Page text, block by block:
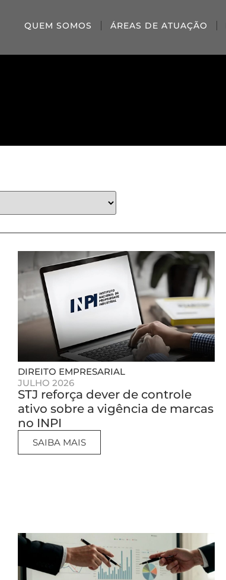
QUEM SOMOS ÁREAS DE ATUAÇÃO
DIREITO EMPRESARIAL
JULHO 2026
STJ reforça dever de controle
ativo sobre a vigência de marcas
no INPI
SAIBA MAIS